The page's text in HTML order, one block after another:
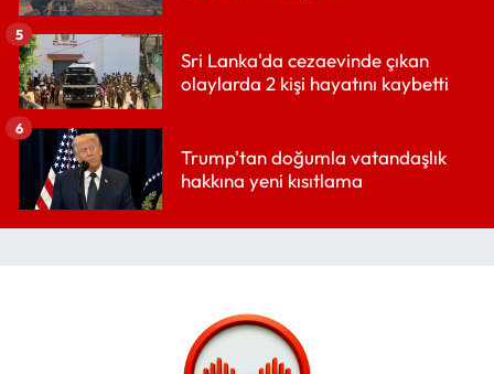
Sri Lanka'da cezaevinde çıkan
olaylarda 2 kişi hayatını kaybetti
5
Trump'tan doğumla vatandaşlık
hakkına yeni kısıtlama
6